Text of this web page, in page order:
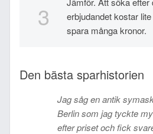
erbjudandet kostar
spara många kronor.
Den bästa sparhistorien
Jag såg en antik
Berlin som jag tyckte
efter priset och fick